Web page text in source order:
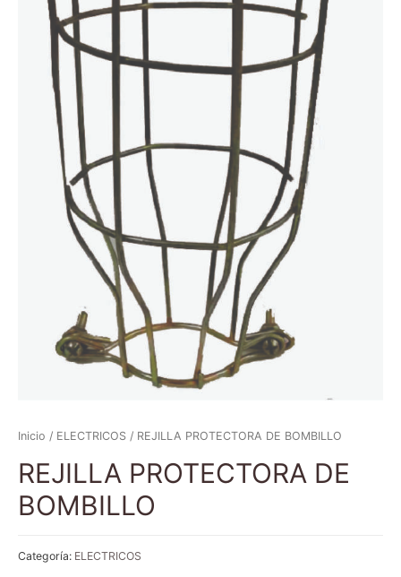
Inicio / ELECTRICOS / REJILLA PROTECTORA DE BOMBILLO
REJILLA PROTECTORA DE
BOMBILLO
Categoría: ELECTRICOS